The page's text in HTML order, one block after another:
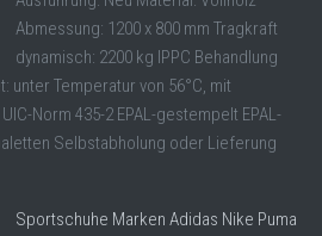
Abmessung: 1200 x 800 mm Tragkraft
dynamisch: 2200 kg IPPC Behandlung
unter Temperatur von 56°C, mit
Norm 435-2 EPAL-gestempelt EPAL-
Selbstabholung oder Lieferung
Sportschuhe Marken Adidas Nike Puma